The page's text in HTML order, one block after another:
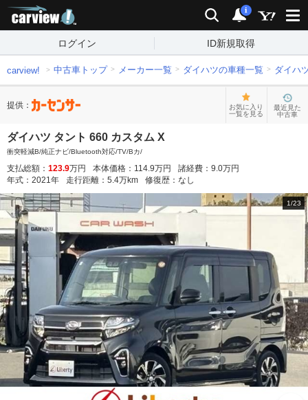
検索 通知
i
ログイン ID新規取得
carview! 中古車トップ メーカー一覧 ダイハツの車種一覧 ダイハ
提供：
お気に入り
一覧を見る
最近見た
中古車
ダイハツ タント 660 カスタム X
衝突軽減B/純正ナビ/Bluetooth対応/TV/Bカ/
支払総額： 123.9万円 本体価格： 114.9万円 諸経費： 9.0万円
年式： 2021年 走行距離： 5.4万km 修復歴： なし
1/23